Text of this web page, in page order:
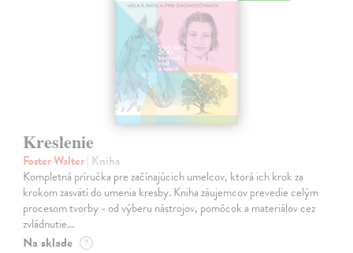
Kreslenie
Foster Walter| Kniha
Kompletná príručka pre začínajúcich umelcov, ktorá ich krok za
krokom zasvätí do umenia kresby. Kniha záujemcov prevedie celým
procesom tvorby - od výberu nástrojov, pomôcok a materiálov cez
zvládnutie…
Na sklade ?